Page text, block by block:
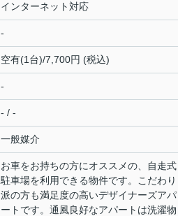
インターネット対応
-
空有(1台)/7,700円 (税込)
-
- / -
一般媒介
お車をお持ちの方にオススメの、自走式
駐車場を利用できる物件です。こだわり
派の方も満足度の高いデザイナーズアパ
ートです。通風良好なアパートは洗濯物